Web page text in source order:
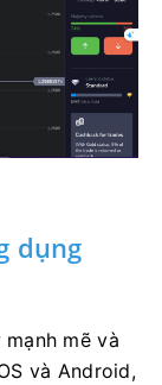
dụng
mẽ và
và Android,